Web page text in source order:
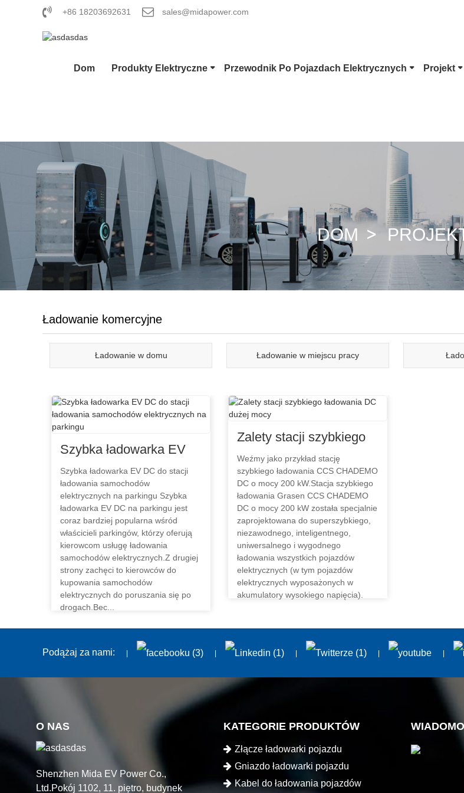
+86 18203692631 sales@midapower.com
Dom Produkty Elektryczne
Wtyczka CCS Combo 2
Przewodnik Po Pojazdach Elektrycznych Projekt
DOM
Ładowanie komercyjne
Ładowanie w domu Ładowanie w miejscu pracy
Szybka ładowarka EV
DC do stacji ładowania
samochodów
elektrycznych na
parkingu
Szybka ładowarka EV DC do stacji
ładowania samochodów
elektrycznych na parkingu Szybka
ładowarka EV DC na parkingu jest
coraz bardziej popularna wśród
właścicieli parkingów, którzy oferują
kierowcom usługę ładowania
samochodów elektrycznych.Z drugiej
strony zachęci to kierowców do
kupowania samochodów
elektrycznych do poruszania się po
drogach.Bec...
Zalety stacji szybkiego
ładowania DC dużej
mocy
Weźmy jako przykład stację
szybkiego ładowania CCS CHADEMO
DC o mocy 200 kW.Stacja szybkiego
ładowania Grasen CCS CHADEMO
DC o mocy 200 kW została specjalnie
zaprojektowana do superszybkiego,
niezawodnego, inteligentnego,
uniwersalnego i wygodnego
ładowania wszystkich pojazdów
elektrycznych (w tym pojazdów
elektrycznych wyposażonych w
akumulatory wysokiego napięcia).
Podążaj za nami:
O NAS
Shenzhen Mida EV Power Co.,
Ltd.Pokój 1102, 11. piętro, budynek
KATEGORIE PRODUKTÓW
Złącze ładowarki pojazdu
elektrycznego
Gniazdo ładowarki pojazdu
elektrycznego
Kabel do ładowania pojazdów